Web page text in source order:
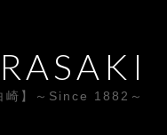
崎】～Since 1882～